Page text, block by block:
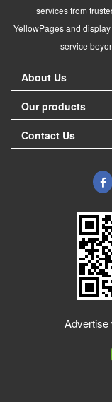
services from
YellowPages and
service
About Us
Our products
Contact Us
Advertise